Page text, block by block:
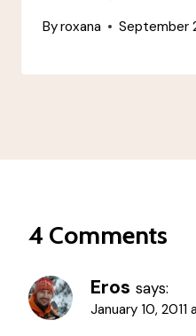
Byroxana September
4 Comments
Eros says:
January 10, 2011